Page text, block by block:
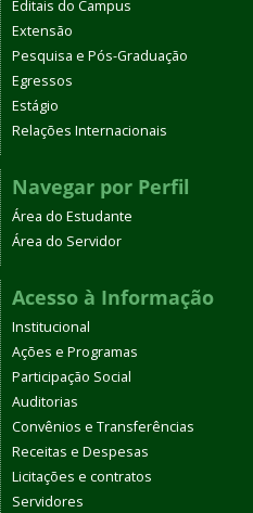
Editais do Campus
Extensão
Pesquisa e Pós-Graduação
Egressos
Estágio
Relações Internacionais
Navegar por Perfil
Área do Estudante
Área do Servidor
Acesso à Informação
Institucional
Ações e Programas
Participação Social
Auditorias
Convênios e Transferências
Receitas e Despesas
Licitações e contratos
Servidores